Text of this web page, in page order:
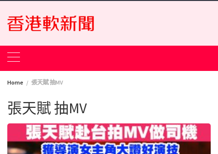
Skip
content
Home 張天賦 抽MV
張天賦 抽MV